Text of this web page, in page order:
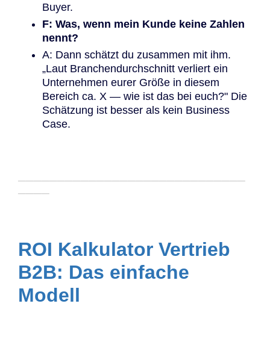
Buyer.
F: Was, wenn mein Kunde keine Zahlen
nennt?
A: Dann schätzt du zusammen mit ihm.
„Laut Branchendurchschnitt verliert ein
Unternehmen eurer Größe in diesem
Bereich ca. X — wie ist das bei euch?" Die
Schätzung ist besser als kein Business
Case.
─────────────────────────────
────
ROI Kalkulator Vertrieb
B2B: Das einfache
Modell